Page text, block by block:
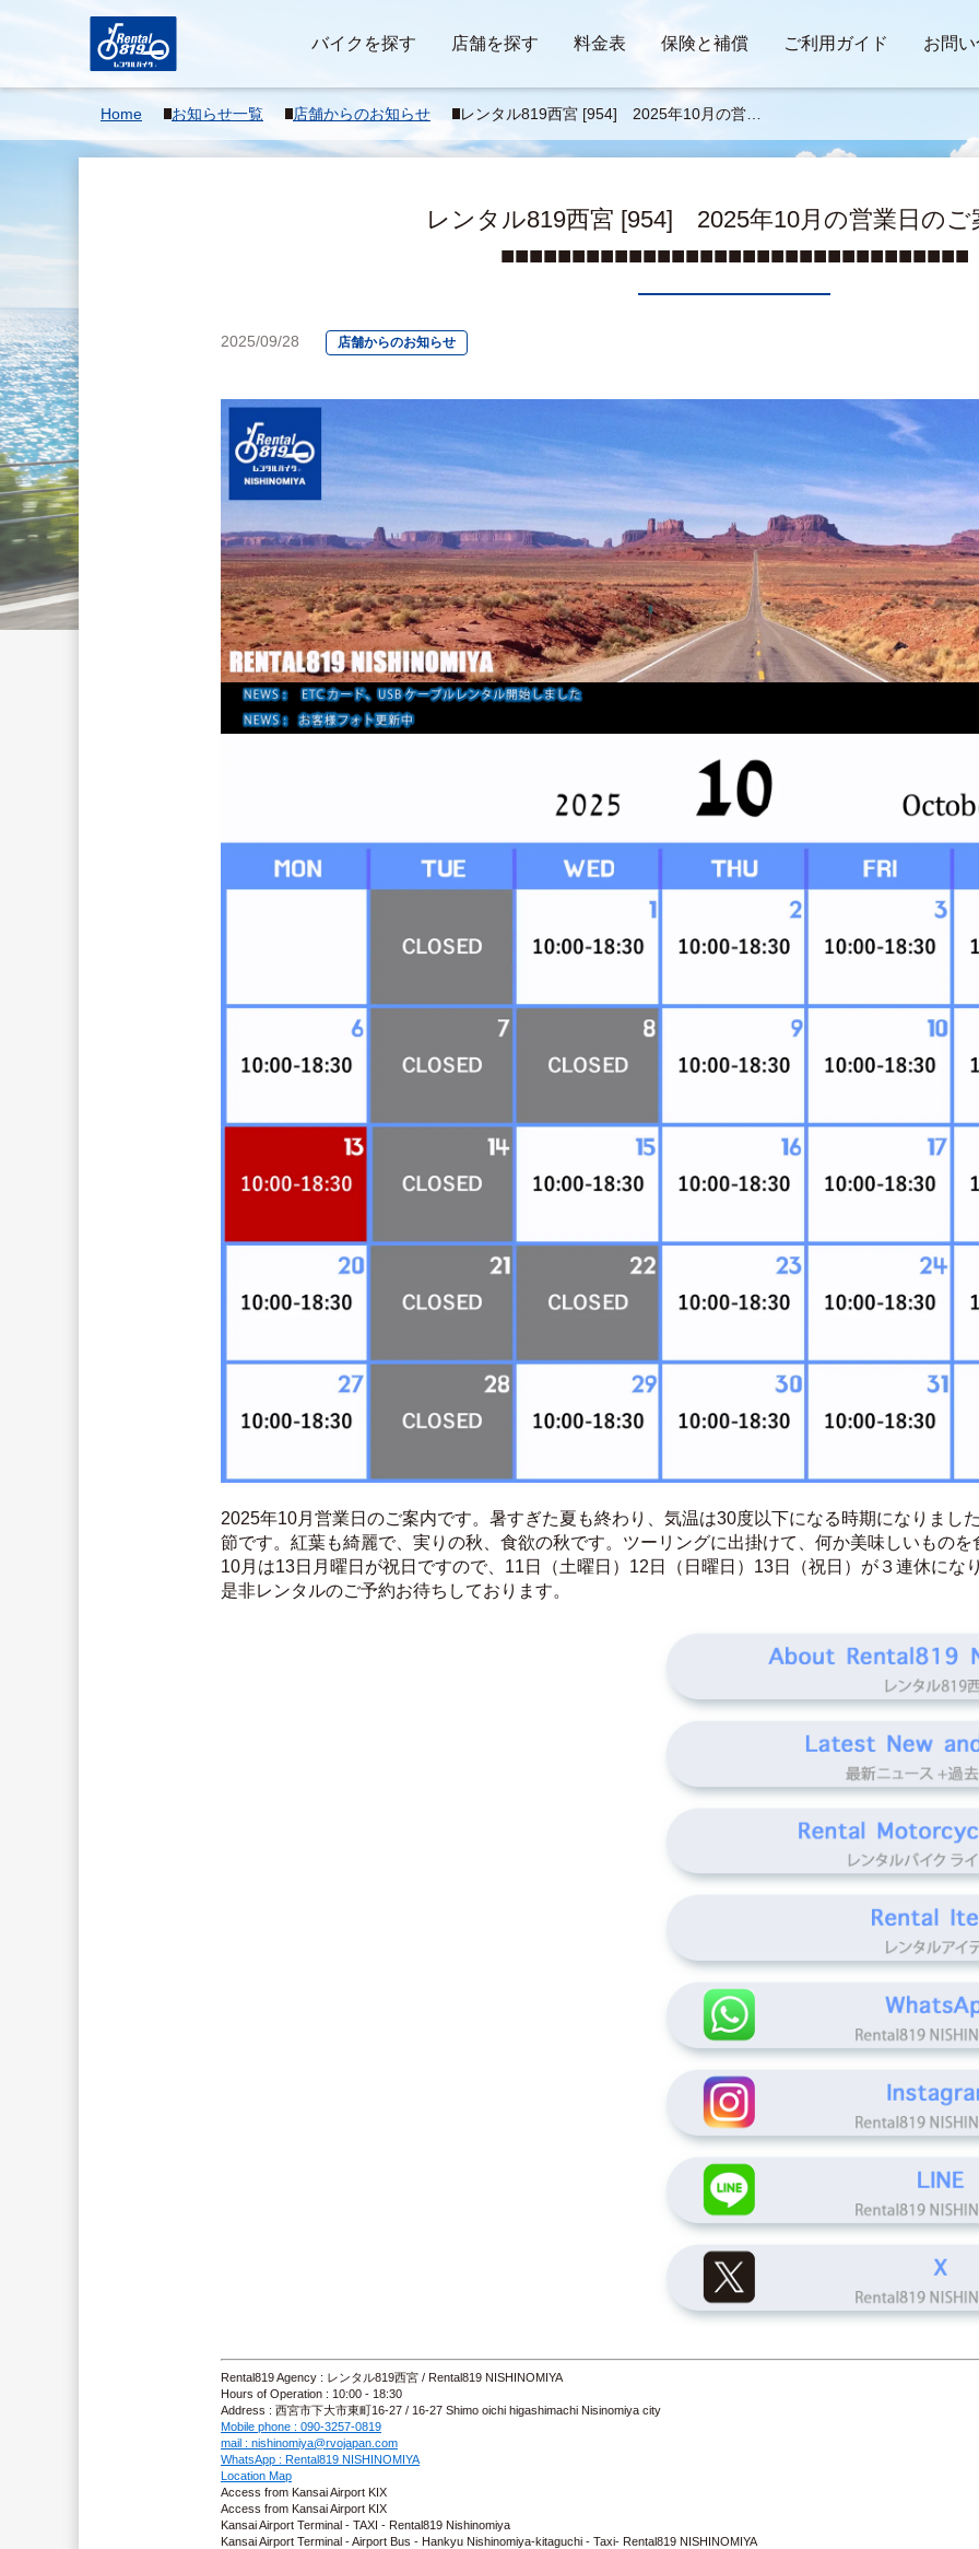
バイクを探す 店舗を探す 料金表 保険と補償 ご利用ガイド お問
Home お知らせ一覧 店舗からのお知らせ
レンタル819西宮 [954] 2025年10月の営業
日のご案内 ■■■■■■■■■■■■■■■■■■■■■■■■
レンタル819西宮 [954] 2025年10月の営業日の
■■■■■■■■■■■■■■■■■■■■■■■■■■■■■■■■■
2025/09/28 店舗からのお知らせ
2025年10月営業日のご案内です。暑すぎた夏も終わり、気温は30度以下になる時期になりまし
節です。紅葉も綺麗で、実りの秋、食欲の秋です。ツーリングに出掛けて、何か美味しいもの
10月は13日月曜日が祝日ですので、11日（土曜日）12日（日曜日）13日（祝日）が３連休にな
是非レンタルのご予約お待ちしております。
Rental819 Agency : レンタル819西宮 / Rental819 NISHINOMIYA
Hours of Operation : 10:00 - 18:30
Address : 西宮市下大市東町16-27 / 16-27 Shimo oichi higashimachi Nisinomiya city
Mobile phone : 090-3257-0819
mail : nishinomiya@rvojapan.com
WhatsApp : Rental819 NISHINOMIYA
Location Map
Access from Kansai Airport KIX
Access from Kansai Airport KIX
Kansai Airport Terminal - TAXI - Rental819 Nishinomiya
Kansai Airport Terminal - Airport Bus - Hankyu Nishinomiya-kitaguchi - Taxi- Rental819 NISHINOMIYA